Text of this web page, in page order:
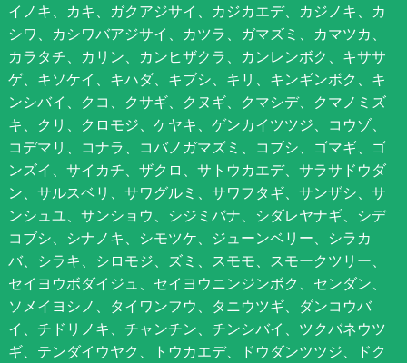
イノキ、カキ、ガクアジサイ、カジカエデ、カジノキ、カ
シワ、カシワバアジサイ、カツラ、ガマズミ、カマツカ、
カラタチ、カリン、カンヒザクラ、カンレンボク、キササ
ゲ、キソケイ、キハダ、キブシ、キリ、キンギンボク、キ
ンシバイ、クコ、クサギ、クヌギ、クマシデ、クマノミズ
キ、クリ、クロモジ、ケヤキ、ゲンカイツツジ、コウゾ、
コデマリ、コナラ、コバノガマズミ、コブシ、ゴマギ、ゴ
ンズイ、サイカチ、ザクロ、サトウカエデ、サラサドウダ
ン、サルスベリ、サワグルミ、サワフタギ、サンザシ、サ
ンシュユ、サンショウ、シジミバナ、シダレヤナギ、シデ
コブシ、シナノキ、シモツケ、ジューンベリー、シラカ
バ、シラキ、シロモジ、ズミ、スモモ、スモークツリー、
セイヨウボダイジュ、セイヨウニンジンボク、センダン、
ソメイヨシノ、タイワンフウ、タニウツギ、ダンコウバ
イ、チドリノキ、チャンチン、チンシバイ、ツクバネウツ
ギ、テンダイウヤク、トウカエデ、ドウダンツツジ、ドク